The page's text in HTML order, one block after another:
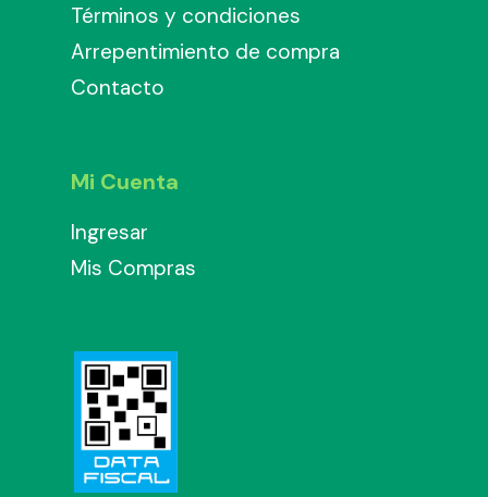
Términos y condiciones
Arrepentimiento de compra
Contacto
Mi Cuenta
Ingresar
Mis Compras